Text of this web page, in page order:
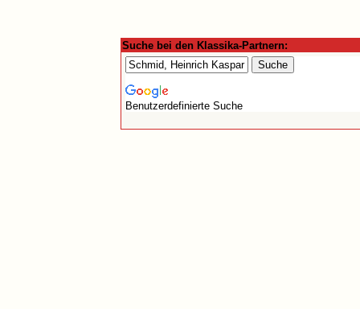
Suche bei den Klassika-Partnern:
Benutzerdefinierte Suche